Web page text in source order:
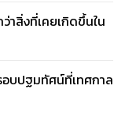
าสิ่งที่เคยเกิดขึ้นใน
บปฐมทัศน์ที่เทศกาล